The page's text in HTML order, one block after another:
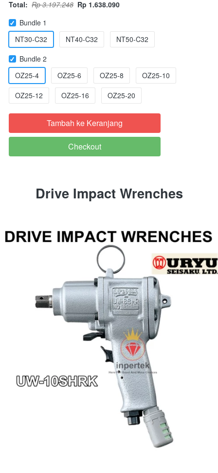
Total: Rp 3.197.248 Rp 1.638.090
Bundle 1
NT30-C32
NT40-C32
NT50-C32
Bundle 2
OZ25-4
OZ25-6 OZ25-8 OZ25-10
OZ25-12 OZ25-16 OZ25-20
`
Tambah ke Keranjang
`
Checkout
Drive Impact Wrenches